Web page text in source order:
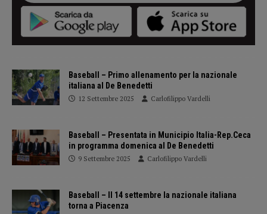
Baseball – Primo allenamento per la nazionale
italiana al De Benedetti
12 Settembre 2025 Carlofilippo Vardelli
Baseball – Presentata in Municipio Italia-Rep.Ceca
in programma domenica al De Benedetti
9 Settembre 2025 Carlofilippo Vardelli
Baseball – Il 14 settembre la nazionale italiana
torna a Piacenza